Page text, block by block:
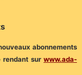
abonnements
rendant sur www.ada-